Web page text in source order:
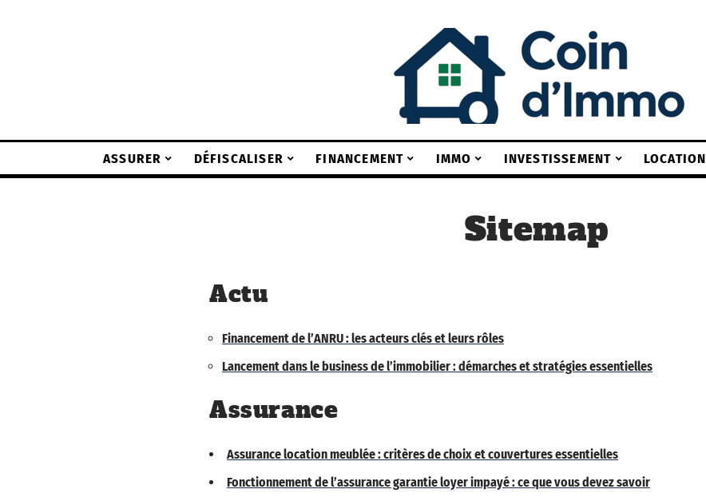
ASSURER DÉFISCALISER FINANCEMENT IMMO INVESTISSEMENT LOCATION
Sitemap
Actu
Financement de l’ANRU : les acteurs clés et leurs rôles
Lancement dans le business de l’immobilier : démarches et stratégies essentielles
Assurance
Assurance location meublée : critères de choix et couvertures essentielles
Fonctionnement de l’assurance garantie loyer impayé : ce que vous devez savoir